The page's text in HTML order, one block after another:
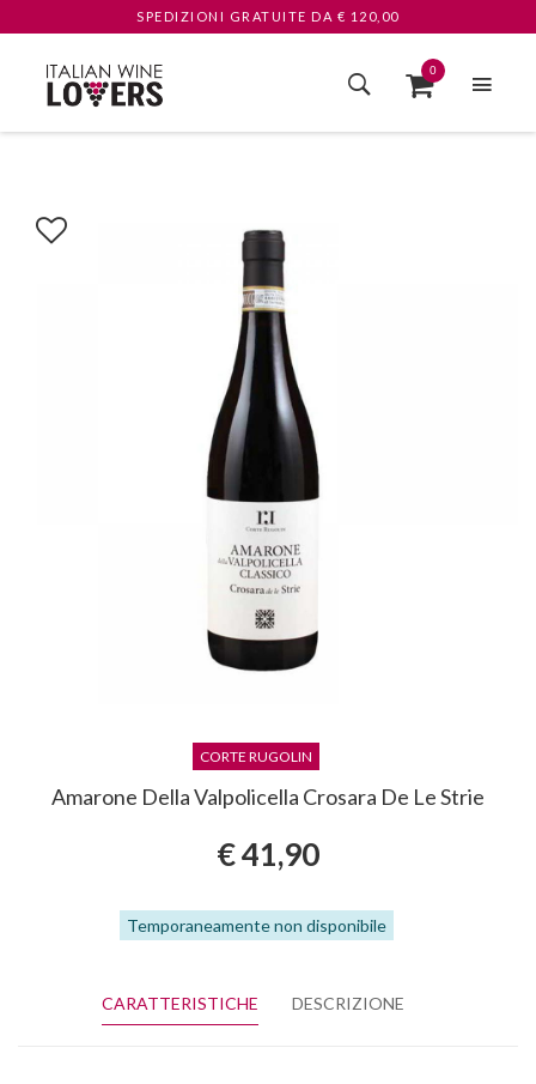
SPEDIZIONI GRATUITE DA € 120,00
0
CORTE RUGOLIN
Amarone Della Valpolicella Crosara De Le Strie
€ 41,90
Temporaneamente non disponibile
CARATTERISTICHE DESCRIZIONE